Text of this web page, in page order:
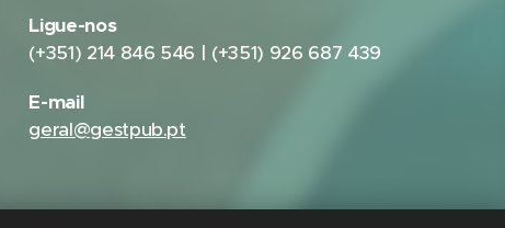
Ligue-nos
(+351) 214 846 546 | (+351) 926 687 439
E-mail
geral@gestpub.pt